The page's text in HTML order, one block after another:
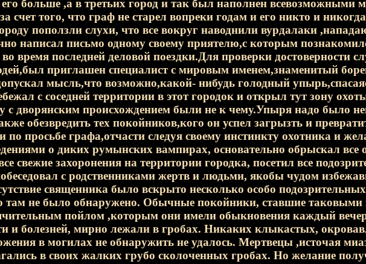
больше ,а в третьих город и так был наполнен
счет того, что граф не старел вопреки годам и его никто и
поползли слухи, что все вокруг наводнили вурдалаки
написал письмо одному своему приятелю,с которым
время последней деловой поездки.Для проверки достоверности
приглашен специалист с мировым именем,знаменитый
мысль,что возможно,какой- нибудь голодный
с соседней территории в этот городок и открыл тут зону
с дворянским происхождением были не к чему.Упыря надо было
обезвредить тех покойников,кого он успел загрызть и
по просьбе графа,отчасти следуя своему инстинкту охотника и
о диких румынских вампирах, основательно обрыскал все
свежие захоронения на территории городка, посетил все
с родственниками жертв и людьми, якобы чудом
священника было вскрыто несколько особо
там не было обнаружено. Обычные покойники, ставшие таковыми
пойлом ,которым они имели обыкновения каждый
и болезней, мирно лежали в гробах. Никаких клыкастых,
в могилах не обнаружить не удалось. Мертвецы ,источая
в своих жалких грубо сколоченных гробах. Но желание